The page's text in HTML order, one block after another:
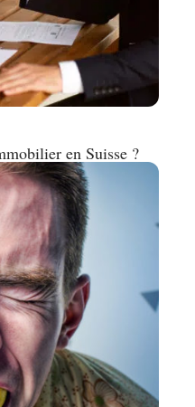
en Suisse ?